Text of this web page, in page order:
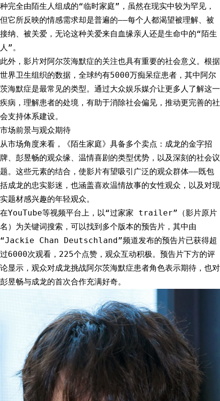
种完全由陌生人组成的“临时家庭”，虽然在现实中较为罕见，
但它所反映的情感需求却是普遍的——每个人都渴望被理解、被
接纳、被关爱，无论这种关爱来自血缘亲人还是生命中的“陌生
人”。
此外，影片对阿尔茨海默症的关注也具有重要的社会意义。根据
世界卫生组织的数据，全球约有5000万痴呆症患者，其中阿尔
茨海默症是最常见的类型。通过大众娱乐媒介让更多人了解这一
疾病，理解患者的处境，有助于消除社会偏见，推动更完善的社
会支持体系建设。
市场前景与观众期待
从市场角度来看，《陌生家庭》具备多个卖点：成龙的金字招
牌、彭昱畅的观众缘、温情喜剧的类型优势，以及深刻的社会议
题。这些元素的结合，使影片有望吸引广泛的观众群体——既包
括成龙的忠实影迷，也涵盖喜欢温情故事的女性观众，以及对现
实题材感兴趣的年轻观众。
在YouTube等视频平台上，以“过家家 trailer”（影片原片
名）为关键词搜索，可以找到多个版本的预告片，其中由
“Jackie Chan Deutschland”频道发布的预告片已获得超
过6000次观看，225个点赞，观众互动积极。预告片下方的评
论显示，观众对成龙挑战阿尔茨海默症患者角色表示期待，也对
彭昱畅与成龙的首次合作充满好奇。